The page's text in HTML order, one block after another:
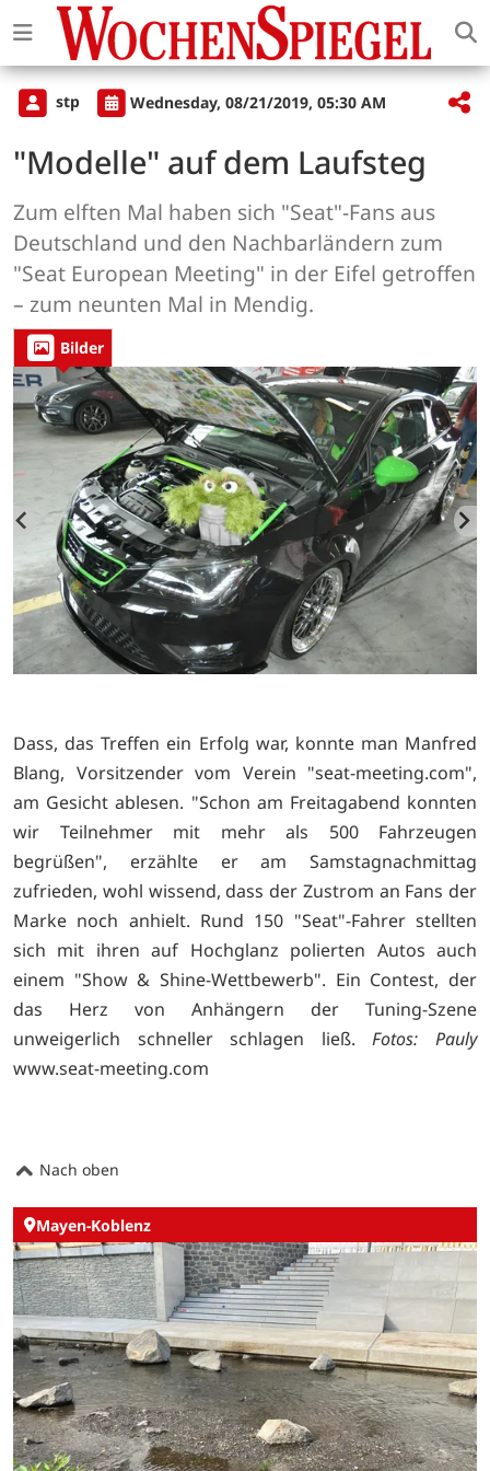
stp Wednesday, 08/21/2019, 05:30 AM
"Modelle" auf dem Laufsteg
Zum elften Mal haben sich "Seat"-Fans aus
Deutschland und den Nachbarländern zum
"Seat European Meeting" in der Eifel getroffen
– zum neunten Mal in Mendig.
Bilder
Dass, das Treffen ein Erfolg war, konnte man Manfred
Blang, Vorsitzender vom Verein "seat-meeting.com",
am Gesicht ablesen. "Schon am Freitagabend konnten
wir Teilnehmer mit mehr als 500 Fahrzeugen
begrüßen", erzählte er am Samstagnachmittag
zufrieden, wohl wissend, dass der Zustrom an Fans der
Marke noch anhielt. Rund 150 "Seat"-Fahrer stellten
sich mit ihren auf Hochglanz polierten Autos auch
einem "Show & Shine-Wettbewerb". Ein Contest, der
das Herz von Anhängern der Tuning-Szene
unweigerlich schneller schlagen ließ.Fotos: Pauly
www.seat-meeting.com
Nach oben
Mayen-Koblenz